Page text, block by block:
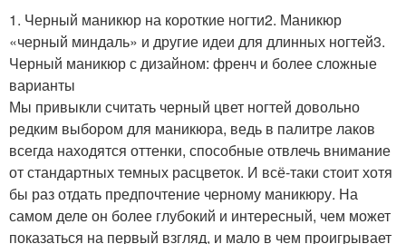
1. Черный маникюр на короткие ногти2. Маникюр
«черный миндаль» и другие идеи для длинных ногтей3.
Черный маникюр с дизайном: френч и более сложные
варианты
Мы привыкли считать черный цвет ногтей довольно
редким выбором для маникюра, ведь в палитре лаков
всегда находятся оттенки, способные отвлечь внимание
от стандартных темных расцветок. И всё-таки стоит хотя
бы раз отдать предпочтение черному маникюру. На
самом деле он более глубокий и интересный, чем может
показаться на первый взгляд, и мало в чем проигрывает